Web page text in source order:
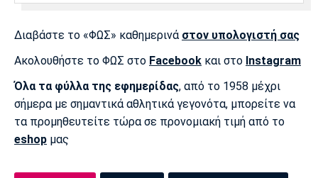
Διαβάστε το «ΦΩΣ» καθημερινά στον υπολογιστή σας
Ακολουθήστε το ΦΩΣ στο Facebook και στο Instagram
Όλα τα φύλλα της εφημερίδας, από το 1958 μέχρι
σήμερα με σημαντικά αθλητικά γεγονότα, μπορείτε να
τα προμηθευτείτε τώρα σε προνομιακή τιμή από το
eshop μας